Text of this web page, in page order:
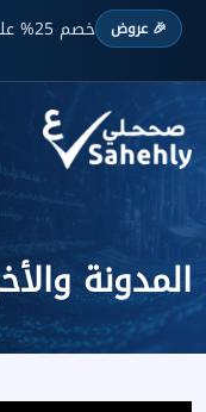
🎉 عروض
المدونة